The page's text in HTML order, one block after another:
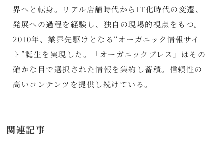
界へと転身。リアル店舗時代からIT化時代の変遷、
発展への過程を経験し、独自の現場的視点をもつ。
2010年、業界先駆けとなる“オーガニック情報サイ
ト”誕生を実現した。「オーガニックプレス」はその
確かな目で選択された情報を集約し蓄積。信頼性の
高いコンテンツを提供し続けている。
関連記事